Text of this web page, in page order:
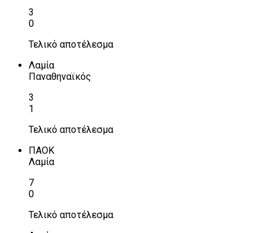
3
0
Τελικό αποτέλεσμα
Λαμία
Παναθηναϊκός
3
1
Τελικό αποτέλεσμα
ΠΑΟΚ
Λαμία
7
0
Τελικό αποτέλεσμα